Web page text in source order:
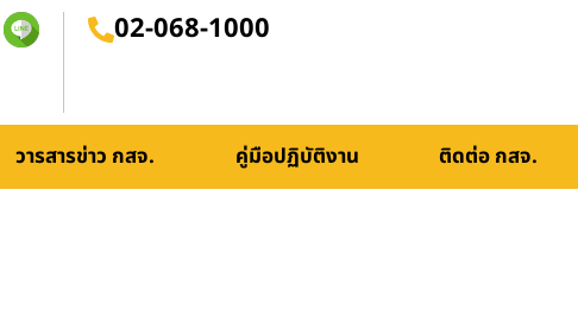
02-068-1000
วารสารข่าว กสจ. คู่มือปฏิบัติงาน ติดต่อ กสจ.